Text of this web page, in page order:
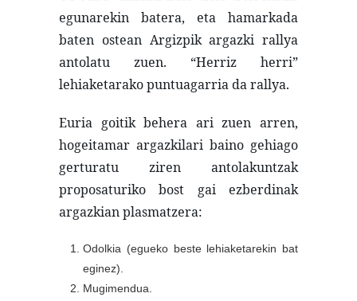
egunarekin batera, eta hamarkada
baten ostean Argizpik argazki rallya
antolatu zuen. “Herriz herri”
lehiaketarako puntuagarria da rallya.
Euria goitik behera ari zuen arren,
hogeitamar argazkilari baino gehiago
gerturatu ziren antolakuntzak
proposaturiko bost gai ezberdinak
argazkian plasmatzera:
Odolkia (egueko beste lehiaketarekin bat
eginez).
Mugimendua.